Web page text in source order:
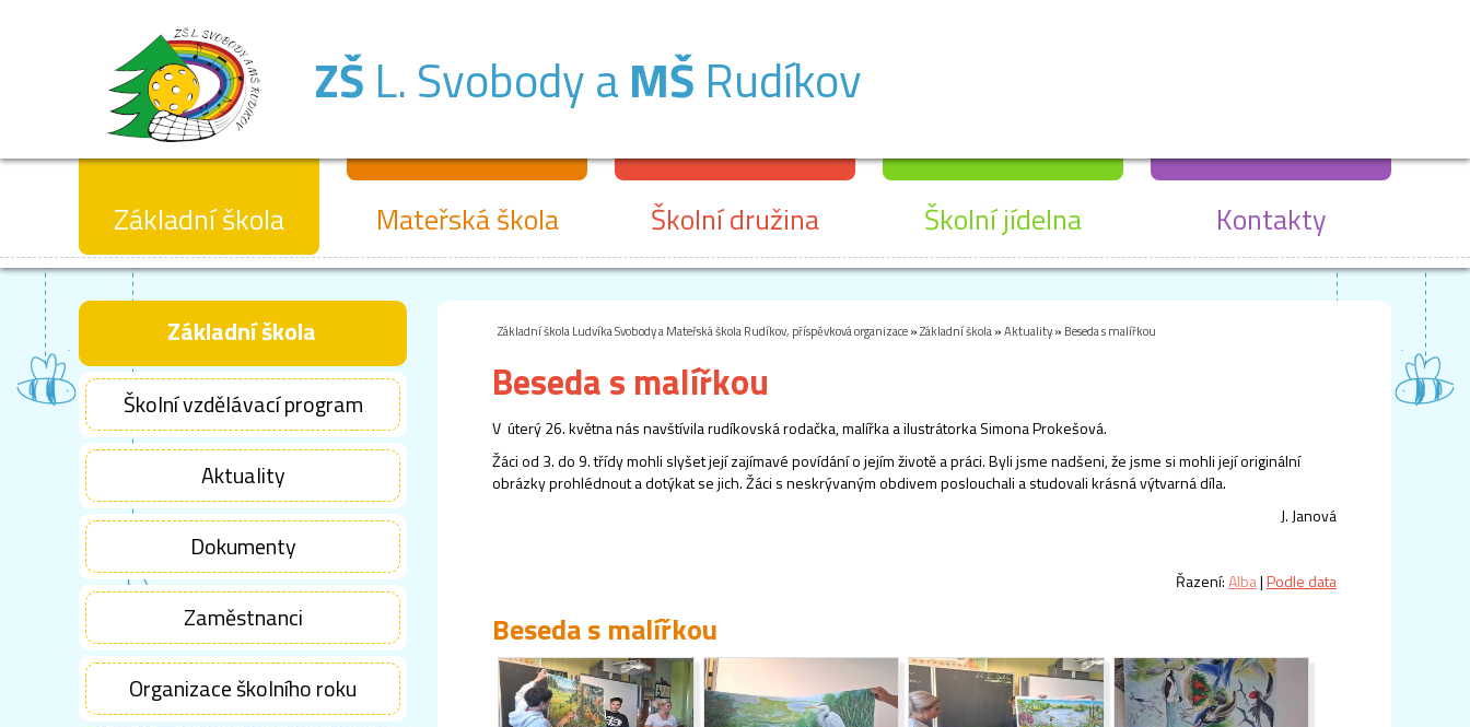
ZŠ L. Svobody aMŠ Rudíkov
Základní škola Mateřská škola Školní družina Školní jídelna Kontakty
Základní škola Ludvíka Svobody a Mateřská škola Rudíkov, příspěvková organizace»Základní škola»Aktuality» Beseda s malířkou
Beseda s malířkou
V úterý 26. května nás navštívila rudíkovská rodačka, malířka a ilustrátorka Simona Prokešová.
Žáci od 3. do 9. třídy mohli slyšet její zajímavé povídání o jejím životě a práci. Byli jsme nadšeni, že jsme si mohli její originální
obrázky prohlédnout a dotýkat se jich. Žáci s neskrývaným obdivem poslouchali a studovali krásná výtvarná díla.
J. Janová
Řazení:Alba|Podle data
Beseda s malířkou
Základní škola
Školní vzdělávací program
Aktuality
Dokumenty
Zaměstnanci
Organizace školního roku